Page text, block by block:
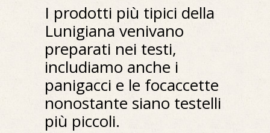
I prodotti più tipici della
Lunigiana venivano
preparati nei testi,
includiamo anche i
panigacci e le focaccette
nonostante siano testelli
più piccoli.